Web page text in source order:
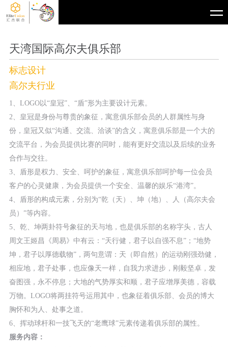
天湾国际高尔夫俱乐部
标志设计
高尔夫行业
1、LOGO以“皇冠”、“盾”形为主要设计元素。
2、皇冠是身份与尊贵的象征，寓意俱乐部会员的人群属性与身
份，皇冠又似“沟通、交流、洽谈”的含义，寓意俱乐部是一个大的
交流平台，为会员提供比赛的同时，能有更好交流以及后续的业务
合作与交往。
3、盾形是权力、安全、呵护的象征，寓意俱乐部呵护每一位会员
客户的心灵健康，为会员提供一个安全、温馨的娱乐“港湾”。
4、盾形的构成元素，分别为“乾（天）、坤（地）、人（高尔夫会
员）”等内容。
5、乾、坤两卦符号象征的天与地，也是俱乐部的名称字头，古人
周文王姬昌《周易》中有云：“天行健，君子以自强不息”；“地势
坤，君子以厚德载物”，两句意谓：天（即自然）的运动刚强劲健，
相应地，君子处事，也应像天一样，自我力求进步，刚毅坚卓，发
奋图强，永不停息；大地的气势厚实和顺，君子应增厚美德，容载
万物。LOGO将两挂符号运用其中，也象征着俱乐部、会员的博大
胸怀和为人、处事之道。
6、挥动球杆和一技飞天的“老鹰球”元素传递着俱乐部的属性。
服务内容：